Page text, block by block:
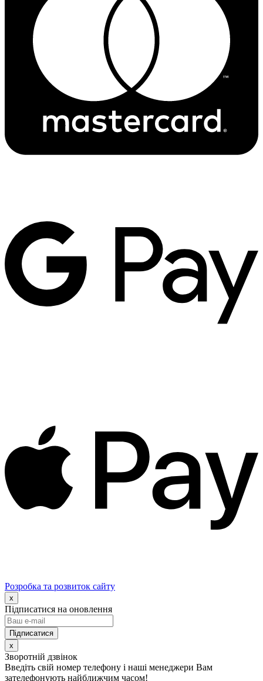
Розробка та розвиток сайту
x
Підписатися на оновлення
x
Зворотній дзвінок
Введіть свій номер телефону і наші менеджери Вам
зателефонують найближчим часом!